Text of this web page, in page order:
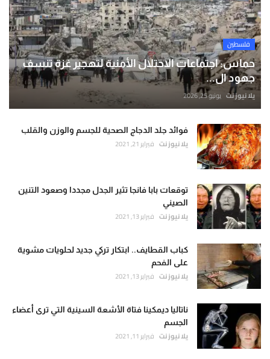
فلسطين
حماس: اجتماعات الاحتلال الأمنية لتهجير غزة تنسف
جهود ال...
يلا نيوز نت يونيو 25, 2026
فوائد جلد الدجاج الصحية للجسم والوزن والقلب
يلا نيوز نت فبراير 21, 2021
توقعات بابا فانجا تثير الجدل مجددا وصعود التنين
الصيني
يلا نيوز نت فبراير 13, 2021
كباب القطايف.. ابتكار تركي جديد لحلويات مشوية
على الفحم
يلا نيوز نت فبراير 13, 2021
ناتاليا ديمكينا فتاة الأشعة السينية التي ترى أعضاء
الجسم
يلا نيوز نت فبراير 11, 2021